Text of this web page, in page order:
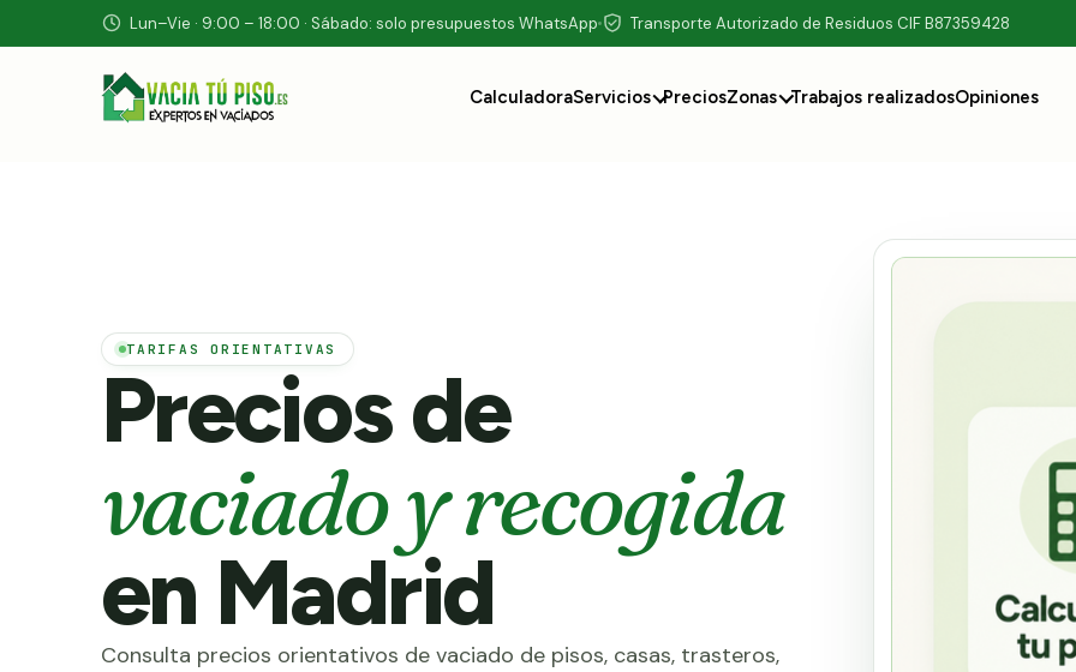
Lun–Vie · 9:00 – 18:00 · Sábado: solo presupuestos WhatsApp Transporte Autorizado de Residuos CIF B87359428
CalculadoraServicios PreciosZonas Trabajos realizadosOpiniones
TARIFAS ORIENTATIVAS
Precios de
vaciado y recogida
en Madrid
Consulta precios orientativos de vaciado de pisos, casas, trasteros,